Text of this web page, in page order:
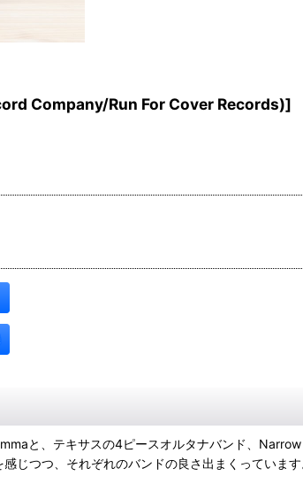
Company/Run For Cover Records)]
と、テキサスの4ピースオルタナバンド、
つつ、それぞれのバンドの良さ出まくっています